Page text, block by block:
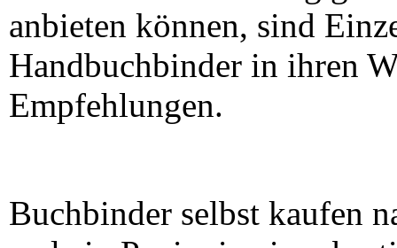
anbieten können, sind
Handbuchbinder in ihren
Empfehlungen.
Buchbinder selbst kaufen